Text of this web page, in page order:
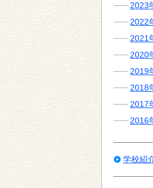
2023
2022
2021
2020
2019
2018
2017
2016
学校紹